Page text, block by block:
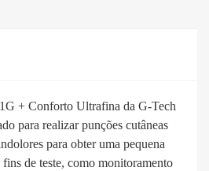
+ Conforto Ultrafina da G-Tech
para realizar punções cutâneas
para obter uma pequena
fins de teste, como monitoramento